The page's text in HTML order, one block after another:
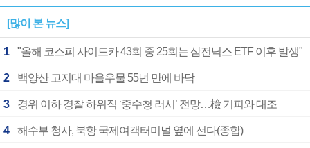
[많이 본 뉴스]
1 "올해 코스피 사이드카 43회 중 25회는 삼전닉스 ETF 이후 발생"
2 백양산 고지대 마을우물 55년 만에 바닥
3 경위 이하 경찰 하위직 ‘중수청 러시’ 전망…檢 기피와 대조
4 해수부 청사, 북항 국제여객터미널 옆에 선다(종합)